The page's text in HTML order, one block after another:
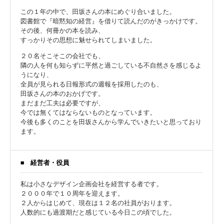
この１年の中で、田坂さんの本にめぐり合いました。
図書館で『暗黙知の経営』を借りて読んだのがきっかけです。
その後、何冊かの本を読み、
すっかりその思想に魅せられてしまいました。
２０名そこそこの会社でも、
隣の人を何も知らずに平然と過ごしている不自然さを感じるよ
うになり、
全員が見られる日報形式の週報を採用したのも、
田坂さんの本のおかげです。
まだまだ工夫は必要ですが、
今では無くてはならないものとなっています。
今後も多くのことを田坂さんから学んでいきたいと思っており
ます。
経営者・役員
私は小さなデザイン企画会社を経営する者です。
２０００年で１０周年を迎えます。
２人からはじめて、現在は１２名の社員がおります。
人数的にも過渡期だと感じている今日この頃でした。